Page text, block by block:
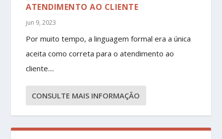
ATENDIMENTO AO CLIENTE
jun 9, 2023
Por muito tempo, a linguagem formal era a única
aceita como correta para o atendimento ao
cliente....
CONSULTE MAIS INFORMAÇÃO